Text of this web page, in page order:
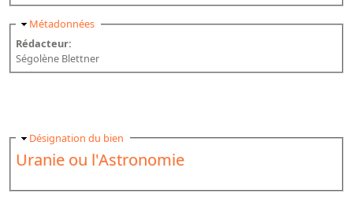
Masquer
Métadonnées
Rédacteur:
Ségolène Blettner
Masquer
Désignation du bien
Uranie ou l'Astronomie